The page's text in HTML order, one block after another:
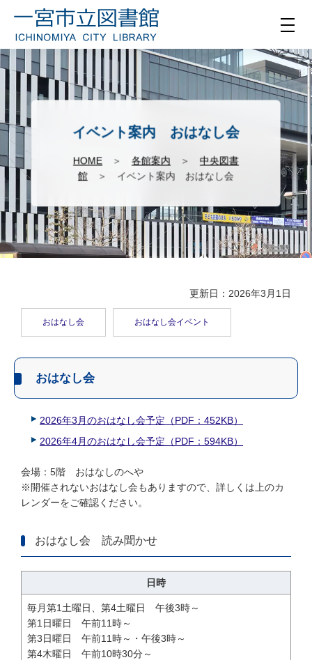
イベント案内 おはなし会
HOME＞ 各館案内 ＞ 中央図書
館＞ イベント案内 おはなし会
更新日：2026年3月1日
おはなし会 おはなし会イベント
おはなし会
2026年3月のおはなし会予定（PDF：452KB）
2026年4月のおはなし会予定（PDF：594KB）
会場：5階 おはなしのへや
※開催されないおはなし会もありますので、詳しくは上のカ
レンダーをご確認ください。
おはなし会 読み聞かせ
日時
毎月第1土曜日、第4土曜日 午後3時～
第1日曜日 午前11時～
第3日曜日 午前11時～・午後3時～
第4木曜日 午前10時30分～